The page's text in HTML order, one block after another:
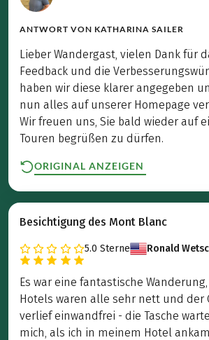
ANTWORT VON KATHARINA SAILER
Lieber Wandergast, vielen Dank für
Feedback und die
haben wir diese klarer angegeben
nun alles auf unserer Homepage
Wir freuen uns, Sie bald wieder auf
Touren begrüßen zu dürfen.
ORIGINAL ANZEIGEN
Besichtigung des Mont Blanc
5.0 Sterne Ronald
Es war eine fantastische
Hotels waren alle sehr nett und der
verlief einwandfrei - die Tasche
mich, als ich in meinem Hotel